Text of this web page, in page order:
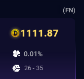
(FN)
1111.87
0.01%
26 - 35